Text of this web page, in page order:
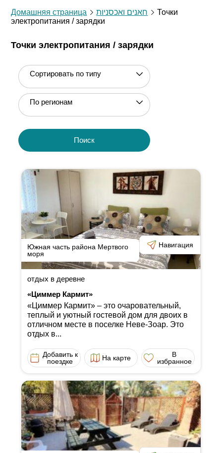
Домашняя страница חאנים ואכסניות
Точки
электропитания / зарядки
Точки электропитания / зарядки
Сортировать по типу
По регионам
Поиск
Южная часть района Мертвого
моря
Навигация
отдых в деревне
«Циммер Кармит»
«Циммер Кармит» ‒ это очаровательный,
теплый и уютный гостевой дом для двоих в
отличном месте в поселке Неве-Зоар. Это
отдых в...
Добавить к
поездке
На карте
В
избранное